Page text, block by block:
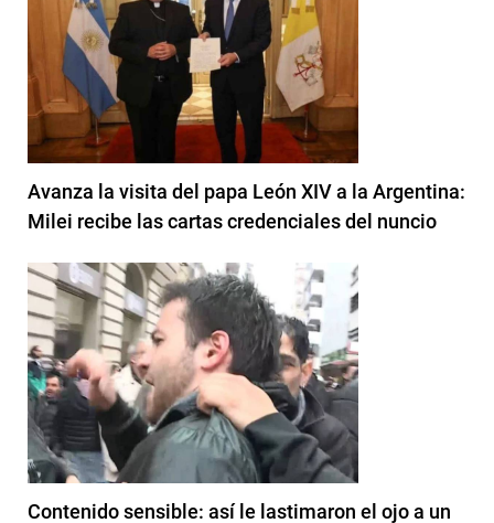
Avanza la visita del papa León XIV a la Argentina:
Milei recibe las cartas credenciales del nuncio
Contenido sensible: así le lastimaron el ojo a un